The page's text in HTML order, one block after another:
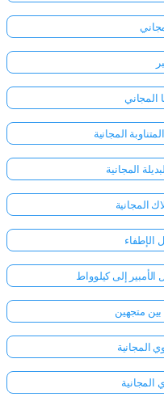
المجاني
المجانية
المجانية
المجانية
بين متجهين
المجانية
المجانية